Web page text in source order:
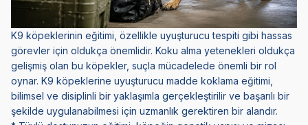
K9 köpeklerinin eğitimi, özellikle uyuşturucu tespiti gibi hassas
görevler için oldukça önemlidir. Koku alma yetenekleri oldukça
gelişmiş olan bu köpekler, suçla mücadelede önemli bir rol
oynar. K9 köpeklerine uyuşturucu madde koklama eğitimi,
bilimsel ve disiplinli bir yaklaşımla gerçekleştirilir ve başarılı bir
şekilde uygulanabilmesi için uzmanlık gerektiren bir alandır.